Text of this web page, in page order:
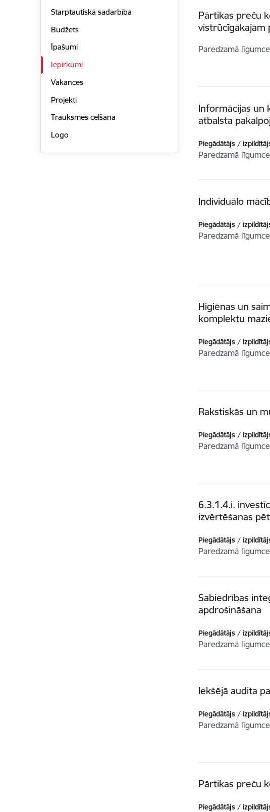
Starptautiskā sadarbība
Budžets
Īpašumi
Iepirkumi
Vakances
Projekti
Trauksmes celšana
Logo
Pārtikas preču
vistrūcīgākajām
Paredzamā
Informācijas un
atbalsta
Piegādātājs /
Paredzamā
Individuālo
Piegādātājs /
Paredzamā
Higiēnas un
komplektu
Piegādātājs /
Paredzamā
Rakstiskās un
Piegādātājs /
Paredzamā
6.3.1.4.i.
izvērtēšanas
Piegādātājs /
Paredzamā
Sabiedrības
apdrošināšana
Piegādātājs /
Paredzamā
Iekšējā audita
Piegādātājs /
Paredzamā
Pārtikas preču
Piegādātājs /